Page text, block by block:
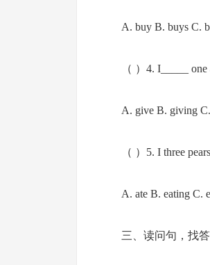
A. buy B. buys C.
（ ）4. I_____
A. give B. giving
（ ）5. I three
A. ate B. eating C.
三、读问句，找答